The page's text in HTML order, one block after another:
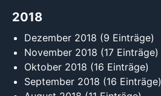
2018
Dezember 2018 (9 Einträge)
November 2018 (17 Einträge)
Oktober 2018 (16 Einträge)
September 2018 (16 Einträge)